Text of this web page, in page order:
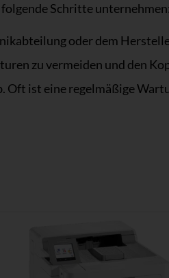
Schritte unternehmen:
oder dem
zu vermeiden und den
ist eine regelmäßige